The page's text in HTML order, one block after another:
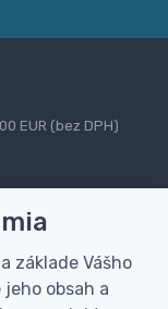
EUR (bez DPH)
základe Vášho
obsah a